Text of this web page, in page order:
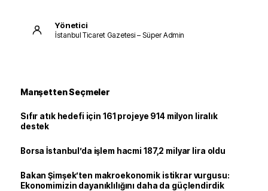
Yönetici
İstanbul Ticaret Gazetesi – Süper Admin
Manşetten Seçmeler
Sıfır atık hedefi için 161 projeye 914 milyon liralık
destek
Borsa İstanbul’da işlem hacmi 187,2 milyar lira oldu
Bakan Şimşek’ten makroekonomik istikrar vurgusu:
Ekonomimizin dayanıklılığını daha da güçlendirdik